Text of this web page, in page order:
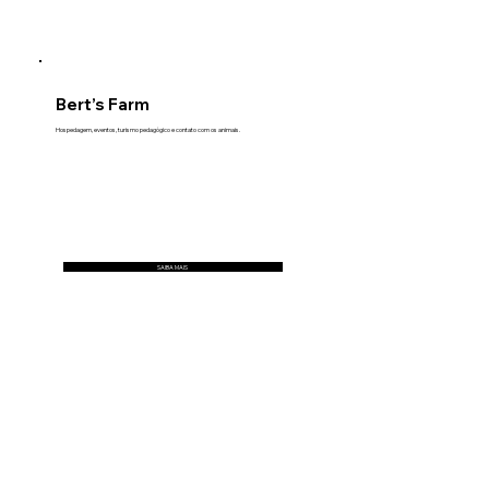
Bert’s Farm
Hospedagem, eventos, turismo pedagógico e contato com os animais.
SAIBA MAIS